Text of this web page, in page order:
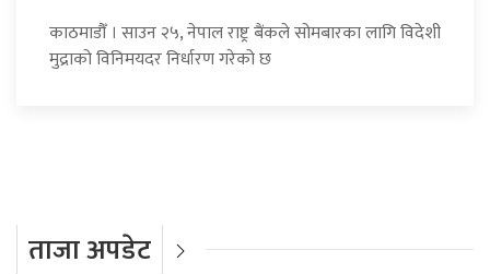
काठमाडौँ । साउन २५, नेपाल राष्ट्र बैंकले सोमबारका लागि विदेशी
मुद्राको विनिमयदर निर्धारण गरेको छ
ताजा अपडेट